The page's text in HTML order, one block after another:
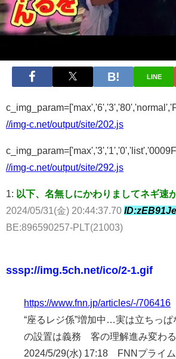
LINE
//img-c.net/output/site/202.js
//img-c.net/output/site/292.js
1: 以下、名無しにかわりましてネギ速
2024/05/31(金) 20:44:37.70
BE:896590257-PLT(21003)
sssp://img.5ch.net/ico/2-1.gif
https://www.fnn.jp/articles/-/706416
“座るレジ係”増加中…実は立ちっぱ
の設置は義務 客の理解進み変わ
2024/5/29(水) 17:18 FNNプライ